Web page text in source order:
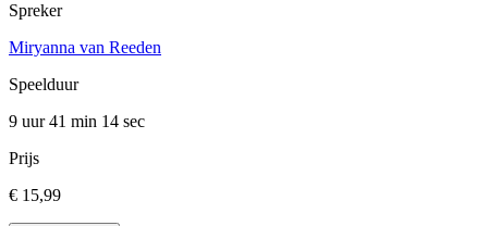
Spreker
Miryanna van Reeden
Speelduur
9 uur 41 min 14 sec
Prijs
€ 15,99